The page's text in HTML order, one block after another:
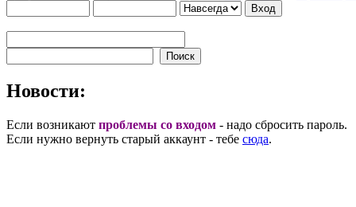
Новости:
Если возникают проблемы со входом - надо сбросить пароль.
Если нужно вернуть старый аккаунт - тебе сюда.